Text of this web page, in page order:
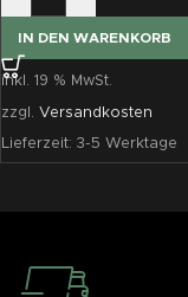
IN DEN WARENKORB
inkl. 19 % MwSt.
zzgl. Versandkosten
Lieferzeit: 3-5 Werktage